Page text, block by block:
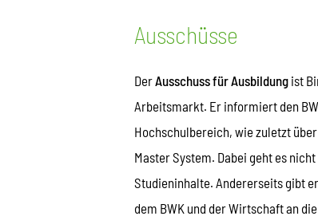
Ausschüsse
DerAusschuss für Ausbildung ist
Arbeitsmarkt. Er informiert den
Hochschulbereich, wie zuletzt
Master System. Dabei geht es
Studieninhalte. Andererseits gibt
dem BWK und der Wirtschaft an